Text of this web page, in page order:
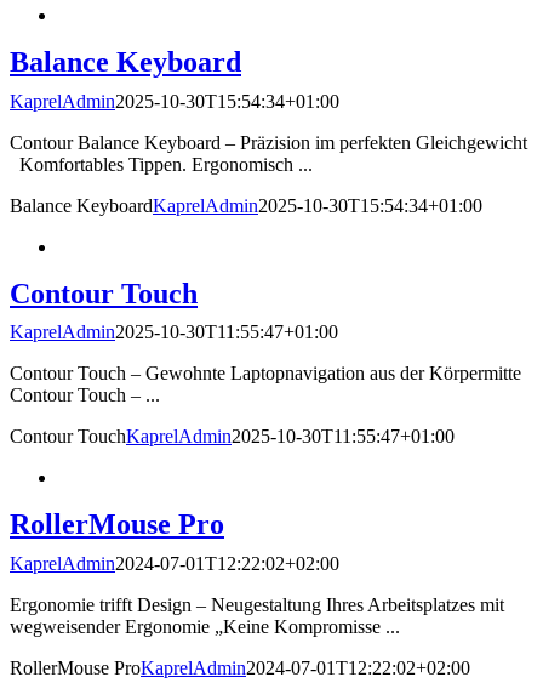
Balance Keyboard
KaprelAdmin2025-10-30T15:54:34+01:00
Contour Balance Keyboard – Präzision im perfekten Gleichgewicht
Komfortables Tippen. Ergonomisch ...
Balance KeyboardKaprelAdmin2025-10-30T15:54:34+01:00
Contour Touch
KaprelAdmin2025-10-30T11:55:47+01:00
Contour Touch – Gewohnte Laptopnavigation aus der Körpermitte
Contour Touch – ...
Contour TouchKaprelAdmin2025-10-30T11:55:47+01:00
RollerMouse Pro
KaprelAdmin2024-07-01T12:22:02+02:00
Ergonomie trifft Design – Neugestaltung Ihres Arbeitsplatzes mit
wegweisender Ergonomie „Keine Kompromisse ...
RollerMouse ProKaprelAdmin2024-07-01T12:22:02+02:00